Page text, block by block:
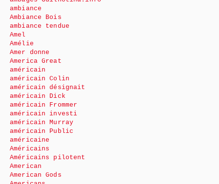
ambiance
Ambiance Bois
ambiance tendue
Amel
Amélie
Amer donne
America Great
américain
américain Colin
américain désignait
américain Dick
américain Frommer
américain investi
américain Murray
américain Public
américaine
Américains
Américains pilotent
American
American Gods